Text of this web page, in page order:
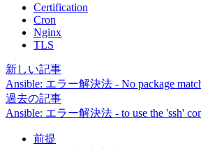
Certification
Cron
Nginx
TLS
新しい記事
Ansible: エラー解決法 - No package
過去の記事
Ansible: エラー解決法 - to use the 'ssh'
前提